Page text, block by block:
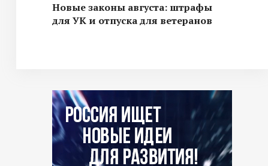
Новые законы августа: штрафы
для УК и отпуска для ветеранов